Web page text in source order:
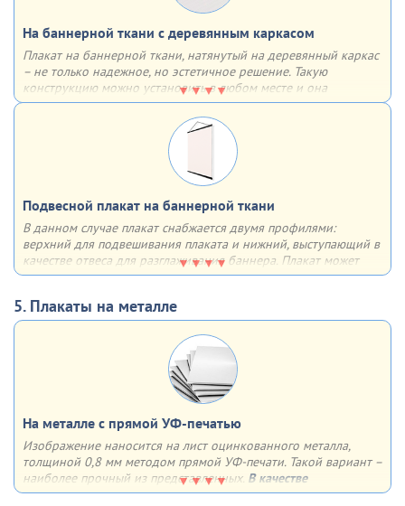
На баннерной ткани c деревянным каркасом
Плакат на баннерной ткани, натянутый на деревянный каркас
– не только надежное, но эстетичное решение. Такую
конструкцию можно установить в любом месте и она
однозначно привлечет к себе внимание за счет необычного
Подвесной плакат на баннерной ткани
В данном случае плакат снабжается двумя профилями:
верхний для подвешивания плаката и нижний, выступающий в
качестве отвеса для разглаживания баннера. Плакат может
быть как односторонним, так и двусторонним. Плюсы – любой
5. Плакаты на металле
На металле с прямой УФ-печатью
Изображение наносится на лист оцинкованного металла,
толщиной 0,8 мм методом прямой УФ-печати. Такой вариант –
наиболее прочный из представленных. В качестве
дополнительной опцииможем сделать 4 отверстия по углам